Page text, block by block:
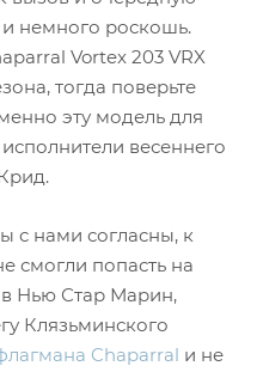
и немного роскошь.
Vortex 203 VRX
тогда поверьте
эту модель для
весеннего
с нами согласны, к
смогли попасть на
в Нью Стар Марин,
Клязьминского
Chaparral и не